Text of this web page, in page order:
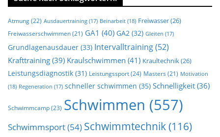
Atmung(22) Ausdauertraining (17) Beinarbeit (18) Freiwasser(26)
Freiwasserschwimmen (21) GA1 (40) GA2 (32) Gleiten (17)
Grundlagenausdauer (33) Intervalltraining(52)
Krafttraining (39) Kraulschwimmen (41) Kraultechnik(26)
Leistungsdiagnostik (31) Leistungssport(24) Masters (21) Motivation
(18) Regeneration (17) schneller schwimmen (35) Schnelligkeit (36)
Schwimmcamp(23) Schwimmen (557)
Schwimmsport(54) Schwimmtechnik(116)